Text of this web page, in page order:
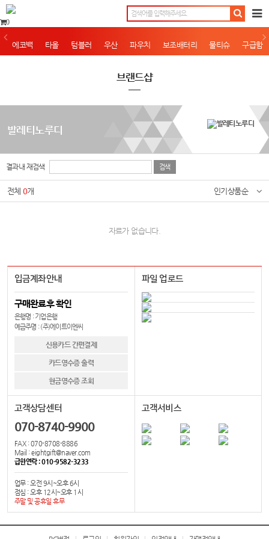
0
에코백 타올 텀블러 우산 파우치 보조배터리 물티슈 구급함
브랜드샵
발레티노루디
결과내 재검색
전체0개 인기상품순
자료가 없습니다.
입금계좌안내
구매완료후 확인
은행명 : 기업은행
예금주명 : (주)에이트이엔씨
신용카드 간편결제
카드영수증 출력
현금영수증 조회
파일 업로드
고객상담센터
070-8740-9900
FAX : 070-8708-8886
Mail : eightgift@naver.com
급한연락 : 010-9582-3233
업무 : 오전 9시~오후 6시
점심 : 오후 12시~오후 1시
주말 및 공휴일 휴무
고객서비스